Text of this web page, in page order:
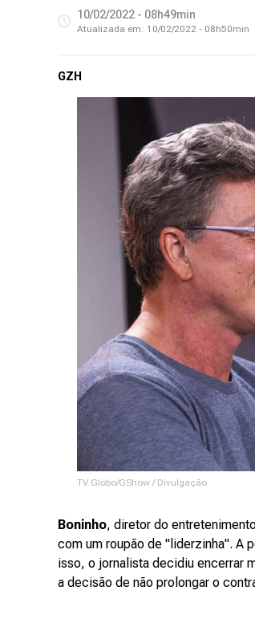
10/02/2022 - 08h49min
Atualizada em: 10/02/2022 - 08h50min
GZH
TV Globo/GShow / Divulgação
Boninho, diretor do
com um roupão de "liderzinha". A
isso, o jornalista decidiu encerrar
a decisão de não prolongar o